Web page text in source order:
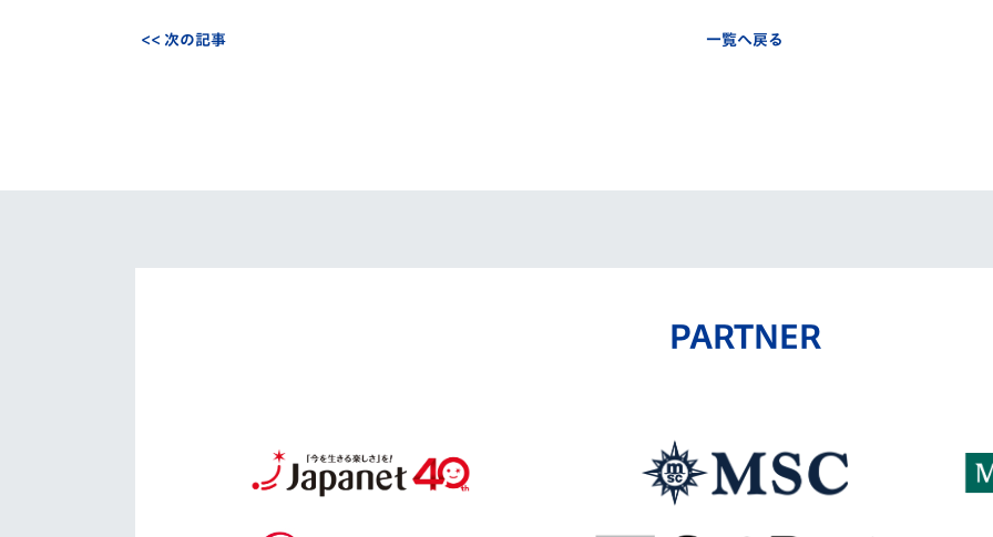
スタッフプロフィール
<< 次の記事 一覧へ戻る
PARTNER